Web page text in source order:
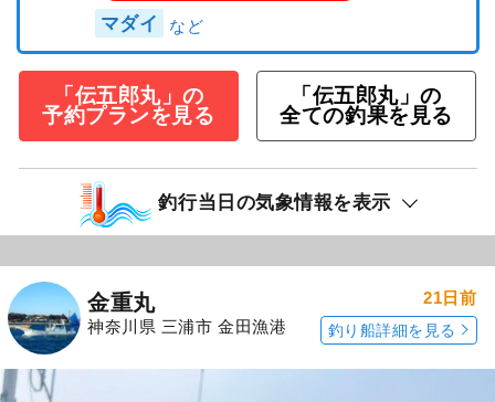
マダイ
「伝五郎丸」の
予約プランを見る
「伝五郎丸」の
全ての釣果を見る
釣行当日の気象情報を表示
金重丸
神奈川県 三浦市 金田漁港
21日前
釣り船詳細を見る